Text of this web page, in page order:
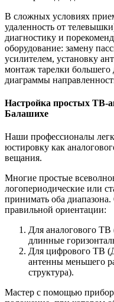
В сложных условиях
удаленность от
диагностику и
оборудование: замену
усилителем, установку
монтаж тарелки большего
диаграммы
Настройка простых ТВ-
Балашихе
Наши профессионалы
юстировку как
вещания.
Многие простые
логопериодические или
принимать оба
правильной ориентации:
Для аналогового
длинные
Для цифрового ТВ
антенны меньшего
структура).
Мастер с помощью